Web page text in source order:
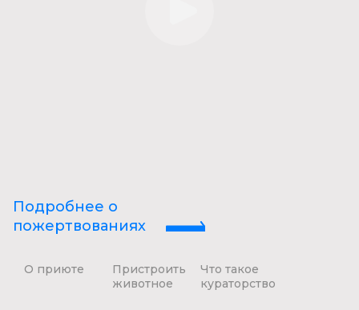
Подробнее о
пожертвованиях
О приюте
Пристроить
животное
Что такое
кураторство